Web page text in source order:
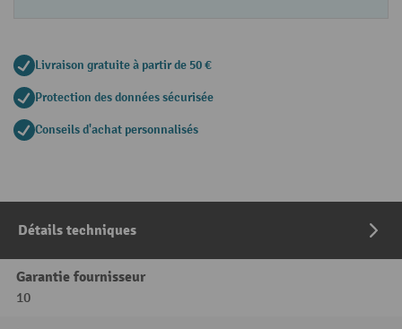
Livraison gratuite à partir de 50 €
Protection des données sécurisée
Conseils d'achat personnalisés
Détails techniques
Garantie fournisseur
10